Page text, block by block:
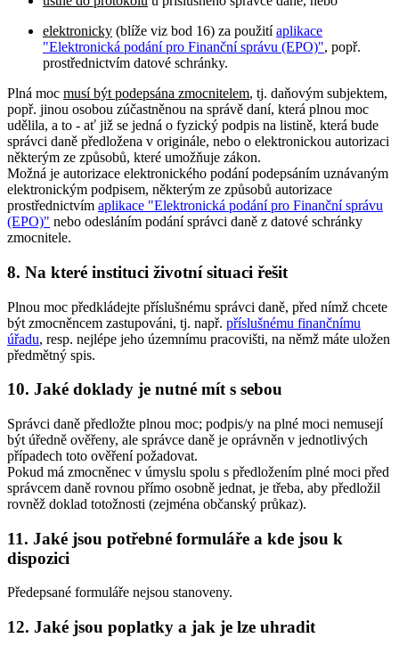
elektronicky (blíže viz bod 16) za použitíaplikace
"Elektronická podání pro Finanční správu (EPO)", popř.
prostřednictvím datové schránky.
Plná moc musí být podepsána zmocnitelem, tj. daňovým subjektem,
popř. jinou osobou zúčastněnou na správě daní, která plnou moc
udělila, a to - ať již se jedná o fyzický podpis na listině, která bude
správci daně předložena v originále, nebo o elektronickou autorizaci
některým ze způsobů, které umožňuje zákon.
Možná je autorizace elektronického podání podepsáním uznávaným
elektronickým podpisem, některým ze způsobů autorizace
prostřednictvím aplikace "Elektronická podání pro Finanční správu
(EPO)" nebo odesláním podání správci daně z datové schránky
zmocnitele.
8. Na které instituci životní situaci řešit
Plnou moc předkládejte příslušnému správci daně, před nímž chcete
být zmocněncem zastupováni, tj. např. příslušnému finančnímu
úřadu, resp. nejlépe jeho územnímu pracovišti, na němž máte uložen
předmětný spis.
10. Jaké doklady je nutné mít s sebou
Správci daně předložte plnou moc; podpis/y na plné moci nemusejí
být úředně ověřeny, ale správce daně je oprávněn v jednotlivých
případech toto ověření požadovat.
Pokud má zmocněnec v úmyslu spolu s předložením plné moci před
správcem daně rovnou přímo osobně jednat, je třeba, aby předložil
rovněž doklad totožnosti (zejména občanský průkaz).
11. Jaké jsou potřebné formuláře a kde jsou k
dispozici
Předepsané formuláře nejsou stanoveny.
12. Jaké jsou poplatky a jak je lze uhradit